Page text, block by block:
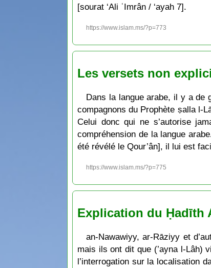
[sourat ‘Ali ʿImrân / ‘ayah 7].
https://www.islam.ms/?p=773
Les versets non
Dans la langue arabe, il y a de
compagnons du Prophète ṣalla l-
Celui donc qui ne s’autorise
compréhension de la langue
été révélé le Qour’ân], il lui est
https://www.islam.ms/?p=775
Explication du Ḥadīth
an-Nawawiyy, ar-Rāziyy et
mais ils ont dit que (’ayna l-Lâh)
l’interrogation sur la localisation